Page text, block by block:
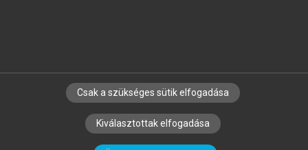
SZERZŐKNEK CÉGEKNEK KÖNYVTÁROSOKNAK
SZERKESZTÉSI ÉS LEKTORÁLÁSI ALAPELVEK
Csak a szükséges sütik elfogadása
Kiválasztottak elfogadása